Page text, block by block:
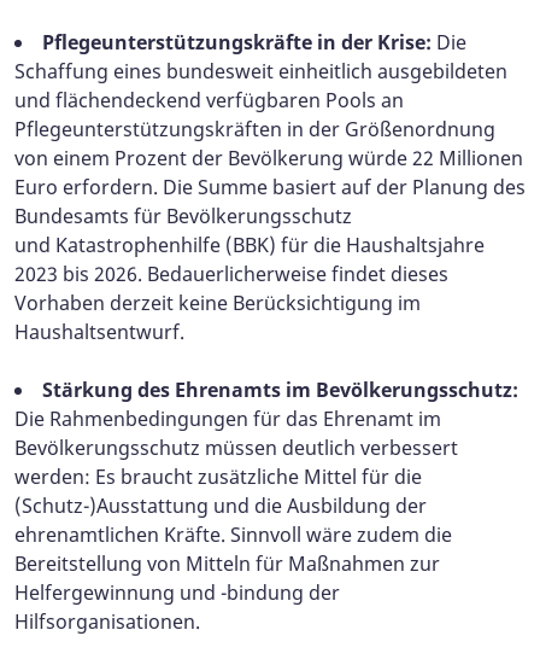
Pflegeunterstützungskräfte in der Krise: Die
Schaffung eines bundesweit einheitlich ausgebildeten
und flächendeckend verfügbaren Pools an
Pflegeunterstützungskräften in der Größenordnung
von einem Prozent der Bevölkerung würde 22 Millionen
Euro erfordern. Die Summe basiert auf der Planung des
Bundesamts für Bevölkerungsschutz
und Katastrophenhilfe (BBK) für die Haushaltsjahre
2023 bis 2026. Bedauerlicherweise findet dieses
Vorhaben derzeit keine Berücksichtigung im
Haushaltsentwurf.
Stärkung des Ehrenamts im Bevölkerungsschutz:
Die Rahmenbedingungen für das Ehrenamt im
Bevölkerungsschutz müssen deutlich verbessert
werden: Es braucht zusätzliche Mittel für die
(Schutz-)Ausstattung und die Ausbildung der
ehrenamtlichen Kräfte. Sinnvoll wäre zudem die
Bereitstellung von Mitteln für Maßnahmen zur
Helfergewinnung und -bindung der
Hilfsorganisationen.